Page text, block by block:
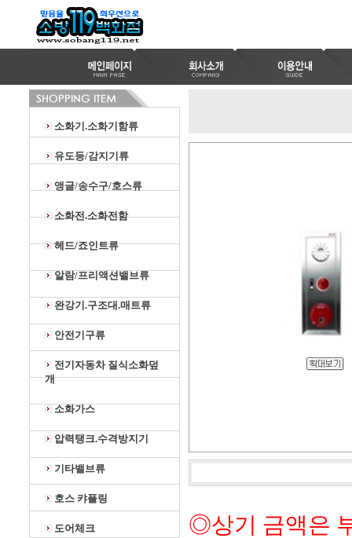
소화기.소화기함류
유도등/감지기류
앵글/송수구/호스류
소화전.소화전함
헤드/죠인트류
알람/프리액션밸브류
완강기.구조대.매트류
안전기구류
전기자동차 질식소화덮
개
소화가스
압력탱크.수격방지기
기타밸브류
호스 캬플링
도어체크
◎상기 금액은